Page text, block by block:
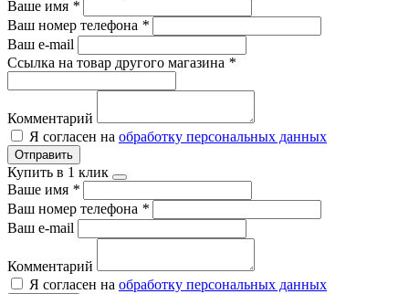
Ваше имя *
Ваш номер телефона *
Ваш e-mail
Ссылка на товар другого магазина *
Комментарий
Я согласен на обработку персональных данных
Отправить
Купить в 1 клик
Ваше имя *
Ваш номер телефона *
Ваш e-mail
Комментарий
Я согласен на обработку персональных данных